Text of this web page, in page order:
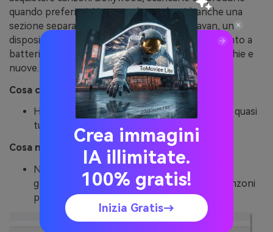
quando preferisci. Nuovo nel portale, vi è anche una
sezione separata dove puoi acquistare Caravan, un
dispositivo portatile per ascoltare musica alimentato a
batteria, pre-caricato con circa 5000 canzoni vecchie e
nuove.
Cosa ci piace:
Ha una buona collezione di tracce musicali in quasi
tutte le lingue.
Cosa non ci piace:
Non consente di ascoltare la musica
gratuitamente. È necessario acquistare le canzoni
pagando una cifra nominale.
Crea immagini
IA illimitate.
100% gratis!
Inizia Gratis→